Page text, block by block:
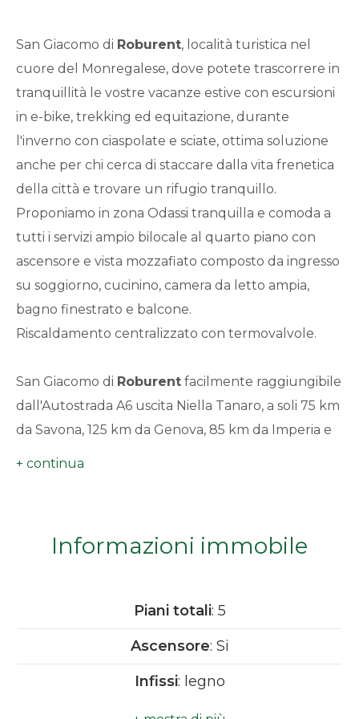
San Giacomo di Roburent, località turistica nel
cuore del Monregalese, dove potete trascorrere in
tranquillità le vostre vacanze estive con escursioni
in e-bike, trekking ed equitazione, durante
l'inverno con ciaspolate e sciate, ottima soluzione
anche per chi cerca di staccare dalla vita frenetica
della città e trovare un rifugio tranquillo.
Proponiamo in zona Odassi tranquilla e comoda a
tutti i servizi ampio bilocale al quarto piano con
ascensore e vista mozzafiato composto da ingresso
su soggiorno, cucinino, camera da letto ampia,
bagno finestrato e balcone.
Riscaldamento centralizzato con termovalvole.
San Giacomo di Roburent facilmente raggiungibile
dall'Autostrada A6 uscita Niella Tanaro, a soli 75 km
da Savona, 125 km da Genova, 85 km da Imperia e
106 km da Torino, località con tutti i servizi di prima
Informazioni immobile
Piani totali: 5
Ascensore: Si
Infissi: legno
1
2
3
minimi
Qualsiasi
1